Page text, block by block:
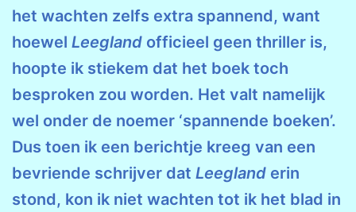
het wachten zelfs extra spannend, want
hoewel Leegland officieel geen thriller is,
hoopte ik stiekem dat het boek toch
besproken zou worden. Het valt namelijk
wel onder de noemer ‘spannende boeken’.
Dus toen ik een berichtje kreeg van een
bevriende schrijver dat Leegland erin
stond, kon ik niet wachten tot ik het blad in